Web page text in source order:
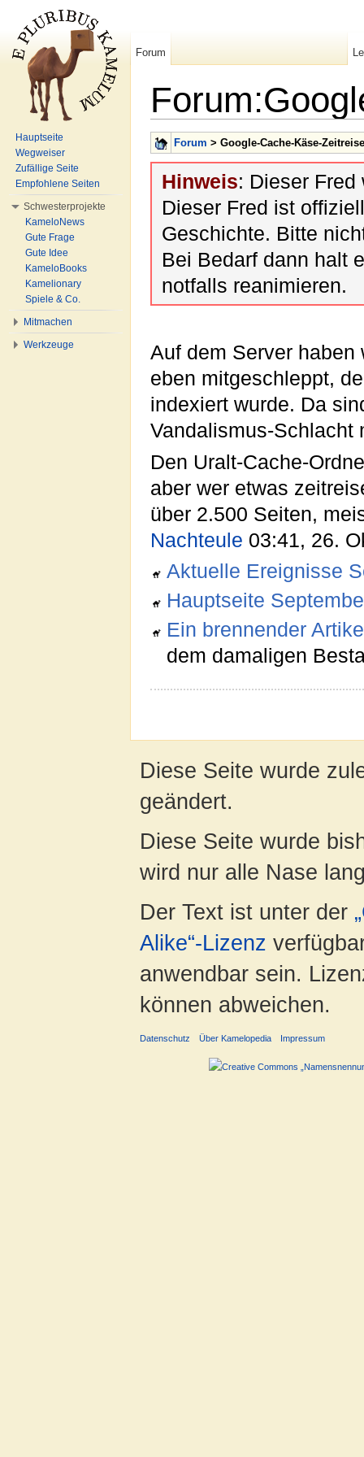
Forum > Google-Cache-Käse-Zeitreise
Hinweis: Dieser
Dieser Fred ist
Geschichte. Bitte
Bei Bedarf dann halt
notfalls reanimieren.
Auf dem Server
eben mitgeschleppt,
indexiert wurde. Da
Vandalismus-Schlacht
Den Uralt-Cache-
aber wer etwas
über 2.500 Seiten,
Nachteule 03:41, 26.
Aktuelle Ereignisse
Hauptseite
Ein brennender
dem damaligen
Forum
Hauptseite
Wegweiser
Zufällige Seite
Empfohlene Seiten
Schwesterprojekte
KameloNews
Gute Frage
Gute Idee
KameloBooks
Kamelionary
Spiele & Co.
Mitmachen
Werkzeuge
Diese Seite wurde
geändert.
Diese Seite wurde
wird nur alle Nase
Der Text ist unter der
Alike“-Lizenz
anwendbar sein.
können abweichen.
Datenschutz Über Kamelopedia Impressum